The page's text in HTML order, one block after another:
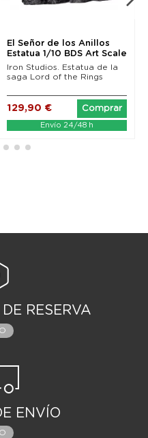
El Señor de los Anillos
Estatua 1/10 BDS Art Scale
Merry 12 cm
Iron Studios. Estatua de la
saga Lord of the Rings
129,90 € Comprar
Envío 24/48 h
RESERVA
ENVÍO